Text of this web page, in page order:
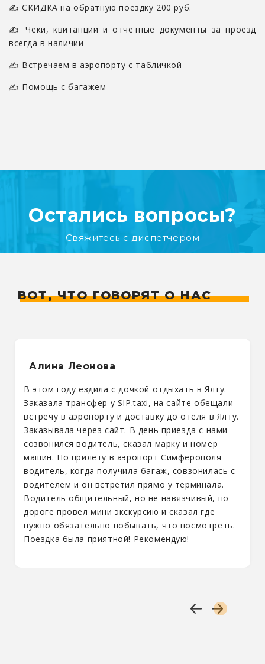
✍ СКИДКА на обратную поездку 200 руб.
✍ Чеки, квитанции и отчетные документы за проезд
всегда в наличии
✍ Встречаем в аэропорту с табличкой
✍ Помощь с багажем
Остались вопросы?
Свяжитесь с диспетчером
ВОТ, ЧТО ГОВОРЯТ О НАС
Алина Леонова
В этом году ездила с дочкой отдыхать в Ялту.
Заказала трансфер у SIP.taxi, на сайте обещали
встречу в аэропорту и доставку до отеля в Ялту.
Заказывала через сайт. В день приезда с нами
созвонился водитель, сказал марку и номер
машин. По прилету в аэропорт Симферополя
водитель, когда получила багаж, совзонилась с
водителем и он встретил прямо у терминала.
Водитель общительный, но не навязчивый, по
дороге провел мини экскурсию и сказал где
нужно обязательно побывать, что посмотреть.
Поездка была приятной! Рекомендую!